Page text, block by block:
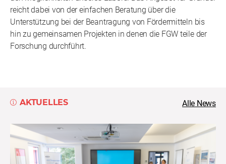
reicht dabei von der einfachen Beratung über die
Unterstützung bei der Beantragung von Fördermitteln bis
hin zu gemeinsamen Projekten in denen die FGW teile der
Forschung durchführt.
AKTUELLES Alle News